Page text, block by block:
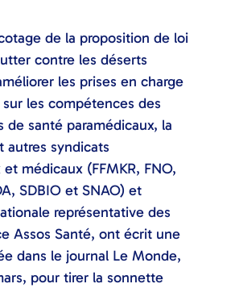
de la proposition de loi
contre les déserts
les prises en charge
sur les compétences des
de santé paramédicaux, la
autres syndicats
médicaux (FFMKR, FNO,
SDBIO et SNAO) et
représentative des
Assos Santé, ont écrit une
dans le journal Le Monde,
pour tirer la sonnette